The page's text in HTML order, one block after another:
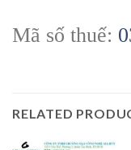
Mã số thuế:
RELATED